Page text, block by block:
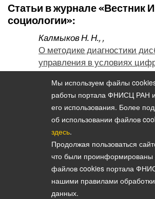
Статьи в журнале «Вестник
социологии»:
Калмыков Н. Н.,,
О методике диагностики
управления в условиях
(2026. Том 17. № 58)
Политика конфиденциальности
© 2026, Вестник Института социологии
vestnik@isras.ru
Мы используем файлы
работы портала ФНИСЦ РАН
его использования. Более
об использовании файлов
здесь.
Продолжая пользоваться
что были проинформированы
файлов cookies портала
нашими правилами
данных.